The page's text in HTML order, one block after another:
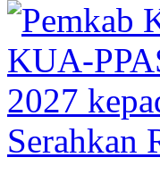
Serahkan